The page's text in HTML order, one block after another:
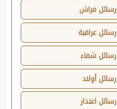
رسائل فراش
رسائل عراقية
رسائل شفاء
رسائل أولاد
رسائل اعتذار